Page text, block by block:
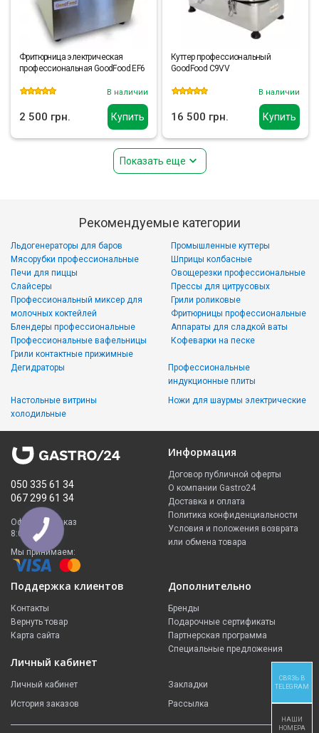
Купить
Фритюрница электрическая
профессиональная GoodFood EF6
В наличии
2 500 грн. Купить
Куттер профессиональный
GoodFood C9VV
В наличии
16 500 грн.
Показать еще
Рекомендуемые категории
Льдогенераторы для баров
Мясорубки профессиональные
Печи для пиццы
Слайсеры
Промышленные куттеры
Шприцы колбасные
Овощерезки профессиональные
Прессы для цитрусовых
Профессиональный миксер для
молочных коктейлей
Блендеры профессиональные
Профессиональные вафельницы
Грили контактные прижимные
Грили роликовые
Фритюрницы профессиональные
Аппараты для сладкой ваты
Кофеварки на песке
Дегидраторы
Настольные витрины
холодильные
Профессиональные
индукционные плиты
Ножи для шаурмы электрические
050 335 61 34
067 299 61 34
Оформить заказ
8:00 - 23:00
Мы принимаем:
Информация
Договор публичной оферты
О компании Gastro24
Доставка и оплата
Политика конфиденциальности
Условия и положения возврата
или обмена товара
Поддержка клиентов
Контакты
Вернуть товар
Карта сайта
Дополнительно
Бренды
Подарочные сертификаты
Партнерская программа
Специальные предложения
Личный кабинет
Личный кабинет
История заказов
Закладки
Рассылка
СВЯЗЬ В
TELEGRAM
НАШИ
НОМЕРА